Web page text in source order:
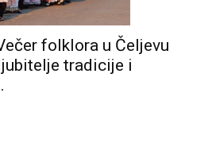
folklora u Čeljevu
tradicije i